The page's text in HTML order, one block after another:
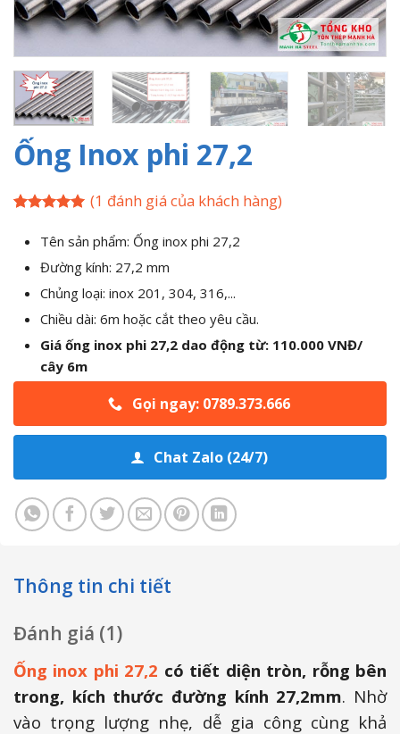
Ống Inox phi 27,2
dựa trên
đánh giá
(1 đánh giá của khách hàng)
Tên sản phẩm: Ống inox phi 27,2
Đường kính: 27,2 mm
Chủng loại: inox 201, 304, 316,...
Chiều dài: 6m hoặc cắt theo yêu cầu.
Giá ống inox phi 27,2 dao động từ: 110.000 VNĐ/
cây 6m
Gọi ngay: 0789.373.666
Chat Zalo (24/7)
Thông tin chi tiết
Đánh giá (1)
Ống inox phi 27,2 có tiết diện tròn, rỗng bên
trong, kích thước đường kính 27,2mm. Nhờ
vào trọng lượng nhẹ, dễ gia công cùng khả